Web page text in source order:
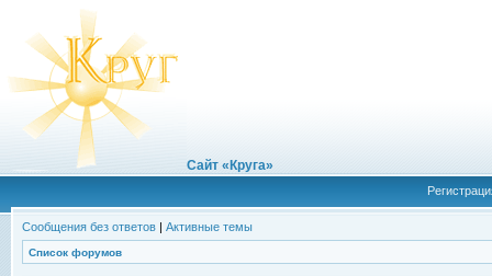
Сайт «Круга»
Сообщения без ответов | Активные темы
Список форумов